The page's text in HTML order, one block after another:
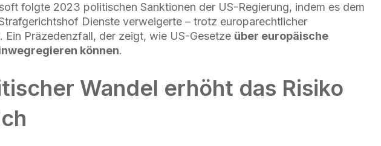
folgte 2023 politischen Sanktionen der US-Regierung, indem es dem
Dienste verweigerte – trotz europarechtlicher
Ein Präzedenzfall, der zeigt, wie US-Gesetze über europäische
können.
Wandel erhöht das Risiko